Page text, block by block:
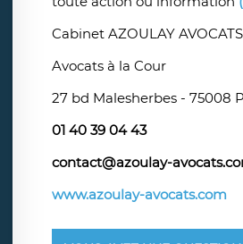
Cabinet AZOULAY AVOCATS
Avocats à la Cour
27 bd Malesherbes - 75008
01 40 39 04 43
contact@azoulay-
www.azoulay-avocats.com